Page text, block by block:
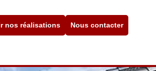
nos réalisations Nous contacter